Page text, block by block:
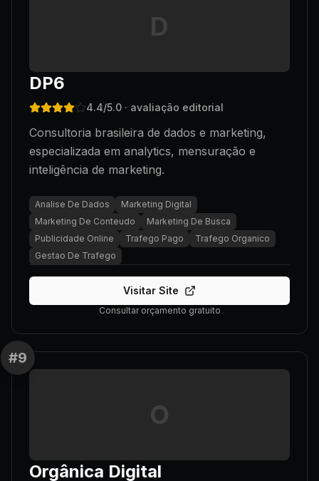
D
DP6
4.4/5.0 · avaliação editorial
Consultoria brasileira de dados e marketing,
especializada em analytics, mensuração e
inteligência de marketing.
Analise De Dados
Marketing Digital
Marketing De Conteudo
Marketing De Busca
Publicidade Online
Trafego Pago
Trafego Organico
Gestao De Trafego
Visitar Site
Consultar orçamento gratuito
#9
O
Orgânica Digital